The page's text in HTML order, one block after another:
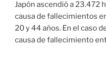
Japón ascendió a 23.472
causa de fallecimientos
20 y 44 años. En el caso
causa de fallecimiento